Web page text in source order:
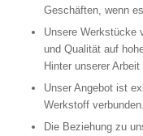
Geschäften, wenn
Unsere Werkstücke
und Qualität auf
Hinter unserer
Unser Angebot ist
Werkstoff verbunden.
Die Beziehung zu